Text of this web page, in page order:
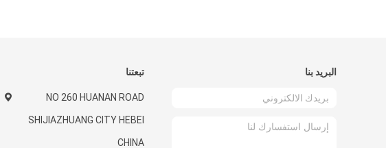
تبعتنا
NO 260 HUANAN ROAD
SHIJIAZHUANG CITY HEBEI
CHINA
البريد بنا